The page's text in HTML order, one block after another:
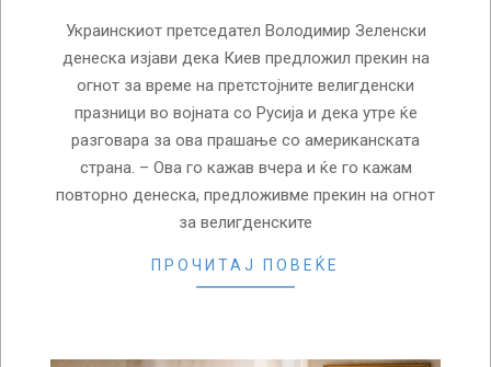
Украинскиот претседател Володимир Зеленски
денеска изјави дека Киев предложил прекин на
огнот за време на претстојните велигденски
празници во војната со Русија и дека утре ќе
разговара за ова прашање со американската
страна. – Ова го кажав вчера и ќе го кажам
повторно денеска, предложивме прекин на огнот
за велигденските
ПРОЧИТАЈ ПОВЕЌЕ